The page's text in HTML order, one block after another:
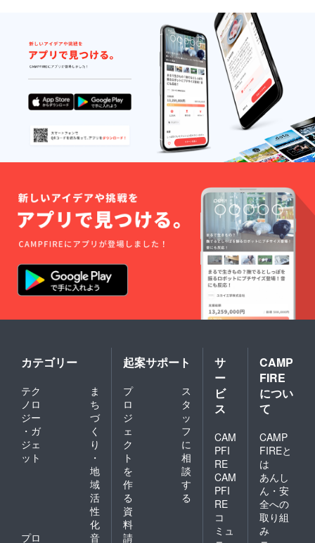
カテゴリー
テク
ノロ
ジー
・ガ
ジェ
ット
ま
ち
づ
く
り
・
地
域
活
性
化
プロ
音
起案サポート
プ
ロ
ジ
ェ
ク
ト
を
作
る
ス
タ
ッ
フ
に
相
談
す
る
資
料
請
サ
ー
ビ
ス
CAM
PFI
RE
CAM
PFI
RE
コ
ミュ
CAMP
FIRE
につい
て
CAMP
FIREと
は
あんし
ん・安
全への
取り組
み